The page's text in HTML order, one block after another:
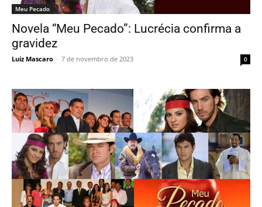
Meu Pecado
Novela “Meu Pecado”: Lucrécia confirma a
gravidez
Luiz Mascaro - 7 de novembro de 2023 0